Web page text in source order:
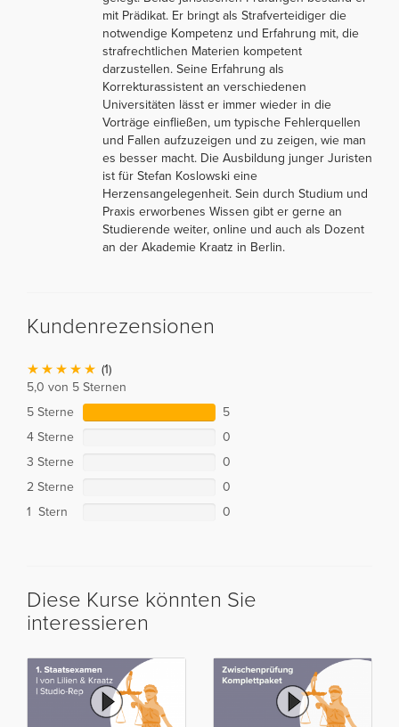
mit Prädikat. Er bringt als Strafverteidiger die
notwendige Kompetenz und Erfahrung mit, die
strafrechtlichen Materien kompetent
darzustellen. Seine Erfahrung als
Korrekturassistent an verschiedenen
Universitäten lässt er immer wieder in die
Vorträge einfließen, um typische Fehlerquellen
und Fallen aufzuzeigen und zu zeigen, wie man
es besser macht. Die Ausbildung junger Juristen
ist für Stefan Koslowski eine
Herzensangelegenheit. Sein durch Studium und
Praxis erworbenes Wissen gibt er gerne an
Studierende weiter, online und auch als Dozent
an der Akademie Kraatz in Berlin.
Kundenrezensionen
(1)
5,0 von 5 Sternen
5 Sterne
5
4 Sterne
0
3 Sterne
0
2 Sterne
0
1 Stern
0
Diese Kurse könnten Sie
interessieren